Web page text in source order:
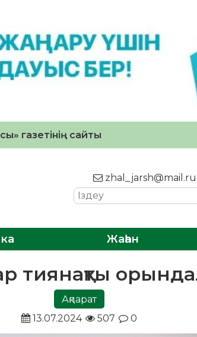
газетінің сайты
zhal_jarsh@mail.ru
Жаһан
тиянақты
Ақпарат
13.07.2024
507 0